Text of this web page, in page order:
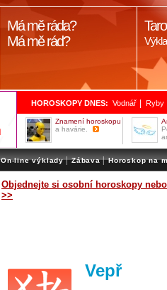
Má mě ráda?
Má mě rád?
HOROSKOPY DNES: Vodnář Ryby
Znamení horoskopu
a havárie.
On-line výklady | Zábava | Horoskop na
Objednejte si osobní horoskopy
>>
Vepř